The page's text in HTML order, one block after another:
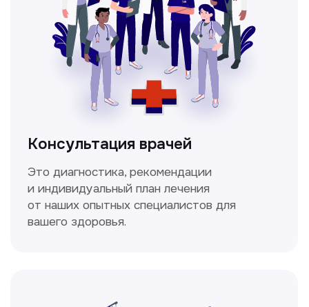
Мультиспиральная
компьютерная томография
Высокоточный метод диагностики,
позволяющий получить детальные
изображения внутренних органов и тканей.